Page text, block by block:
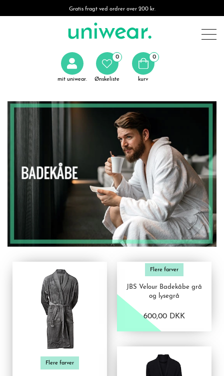
Gratis fragt ved ordrer over 200 kr.
mit uniwear. Ønskeliste
0 0
kurv
Flere farver
Flere farver
JBS Velour Badekåbe grå
og lysegrå
600,00 DKK